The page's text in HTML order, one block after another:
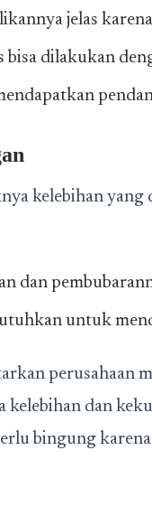
jelas
bisa dilakukan
kelebihan
dan
untuk
perusahaan
kelebihan dan
bingung